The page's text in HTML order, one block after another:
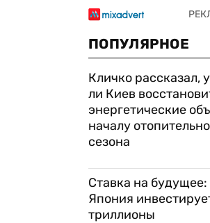
ПОПУЛЯРНОЕ
Кличко рассказал,
ли Киев
энергетические
началу
сезона
Ставка на будущее:
Япония
триллионы